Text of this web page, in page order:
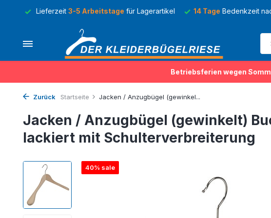
Lieferzeit 3-5 Arbeitstage für Lagerartikel 14 Tage Bedenkzeit
Betriebsferien wegen
Zurück Startseite Jacken / Anzugbügel (gewinkel...
Jacken / Anzugbügel (gewinkelt)
lackiert mit Schulterverbreiterung
40% sale